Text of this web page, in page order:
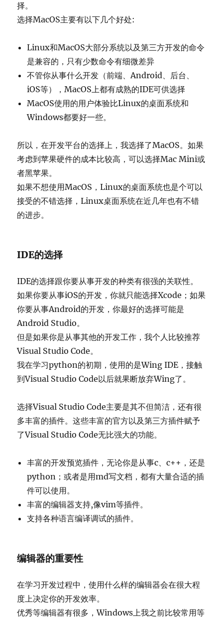
择。
选择MacOS主要有以下几个好处:
Linux和MacOS大部分系统以及第三方开发的命令
是兼容的，只有少数命令有细微差异
不管你从事什么开发（前端、Android、后台、
iOS等），MacOS上都有成熟的IDE可供选择
MacOS使用的用户体验比Linux的桌面系统和
Windows都要好一些。
所以，在开发平台的选择上，我选择了MacOS。如果
考虑到苹果硬件的成本比较高，可以选择Mac Mini或
者黑苹果。
如果不想使用MacOS，Linux的桌面系统也是个可以
接受的不错选择，Linux桌面系统在近几年也有不错
的进步。
IDE的选择
IDE的选择跟你要从事开发的种类有很强的关联性。
如果你要从事iOS的开发，你就只能选择Xcode；如果
你要从事Android的开发，你最好的选择可能是
Android Studio。
但是如果你是从事其他的开发工作，我个人比较推荐
Visual Studio Code。
我在学习python的初期，使用的是Wing IDE，接触
到Visual Studio Code以后就果断放弃Wing了。
选择Visual Studio Code主要是其不但简洁，还有很
多丰富的插件。这些丰富的官方以及第三方插件赋予
了Visual Studio Code无比强大的功能。
丰富的开发预览插件，无论你是从事c、c++，还是
python；或者是用md写文档，都有大量合适的插
件可以使用。
丰富的编辑器支持,像vim等插件。
支持各种语言编译调试的插件。
编辑器的重要性
在学习开发过程中，使用什么样的编辑器会在很大程
度上决定你的开发效率。
优秀等编辑器有很多，Windows上我之前比较常用等